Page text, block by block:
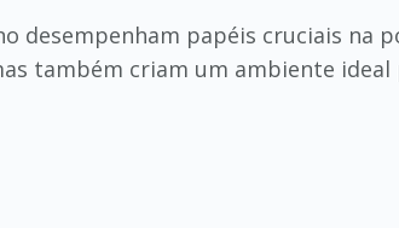
desempenham papéis cruciais na
também criam um ambiente